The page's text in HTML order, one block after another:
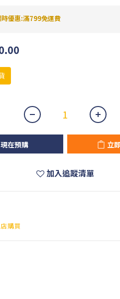
優惠:滿799免運費
現在預購 立
加入追蹤清單
購買